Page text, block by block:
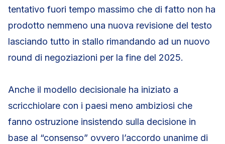
tentativo fuori tempo massimo che di fatto non ha
prodotto nemmeno una nuova revisione del testo
lasciando tutto in stallo rimandando ad un nuovo
round di negoziazioni per la fine del 2025.
Anche il modello decisionale ha iniziato a
scricchiolare con i paesi meno ambiziosi che
fanno ostruzione insistendo sulla decisione in
base al “consenso” ovvero l’accordo unanime di